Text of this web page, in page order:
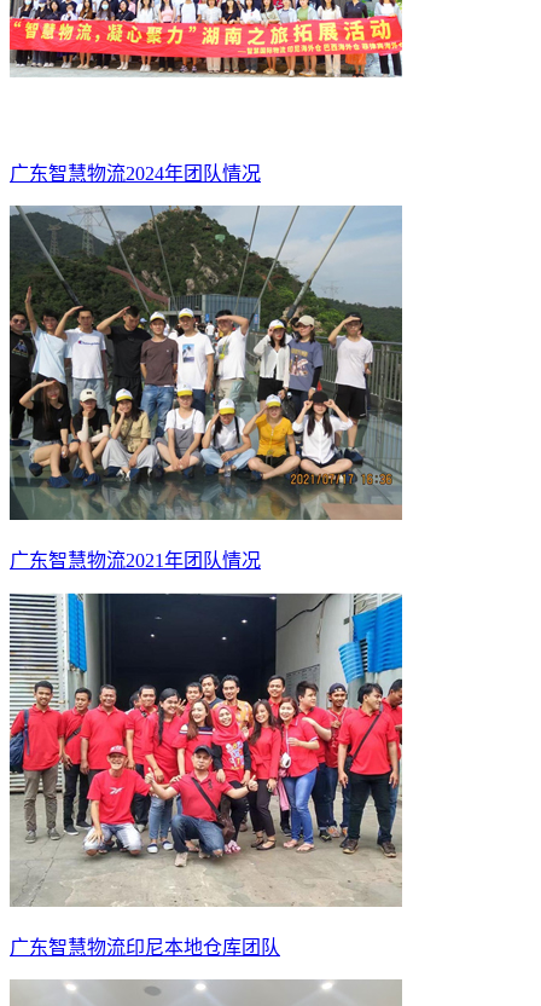
广东智慧物流2024年团队情况
广东智慧物流2021年团队情况
广东智慧物流印尼本地仓库团队